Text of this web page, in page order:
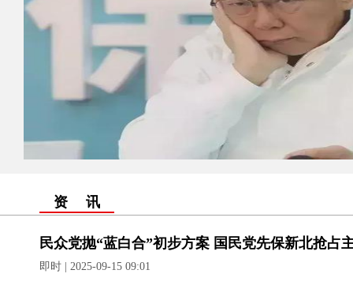
资 讯
民众党抛“蓝白合”初步方案 国民党先保新北抢占
即时 | 2025-09-15 09:01